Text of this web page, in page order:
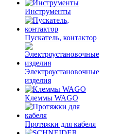
Инструменты
Пускатель, контактор
Электроустановочные
изделия
Клеммы WAGO
Протяжки для кабеля